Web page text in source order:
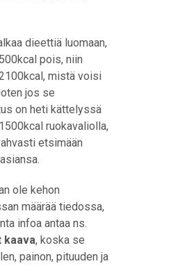
dieettiä luomaan,
pois, niin
mistä voisi
jos se
on heti kättelyssä
ruokavaliolla,
etsimään
ole kehon
määrää tiedossa,
infoa antaa ns.
kaava, koska se
painon, pituuden ja